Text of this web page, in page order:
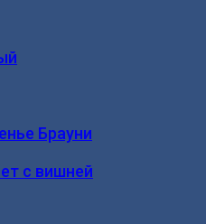
Брауни
с вишней